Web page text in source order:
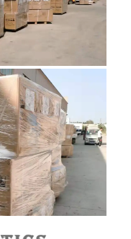
حزام شبكة سلسلة
سيور نقل الفرن